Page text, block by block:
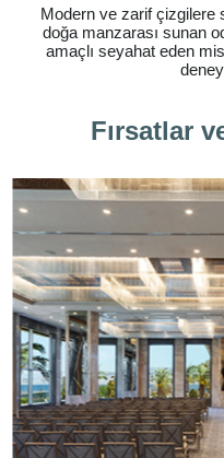
Modern ve zarif çizgilere
doğa manzarası sunan
amaçlı seyahat eden
Fırsatlar